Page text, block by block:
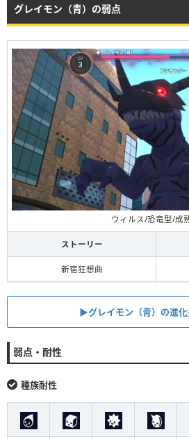
グレイモン（青）の弱点
ウィルス/恐竜型/成
ストーリー
新宿狂想曲
▶︎グレイモン（青）の進
弱点・耐性
種族耐性